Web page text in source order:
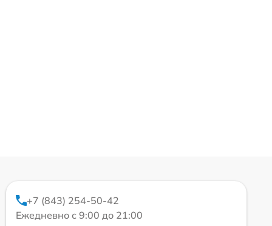
+7 (843) 254-50-42
Ежедневно с 9:00 до 21:00